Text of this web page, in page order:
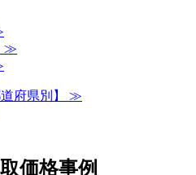
≫
府県別】 ≫
価格事例